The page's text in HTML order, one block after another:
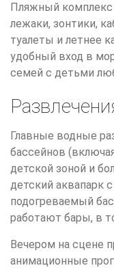
Пляжный комплекс
лежаки, зонтики,
туалеты и летнее
удобный вход в
семей с детьми
Главные водные
бассейнов
детской зоной и
детский аквапарк
подогреваемый
работают бары, в
Вечером на сцене
анимационные